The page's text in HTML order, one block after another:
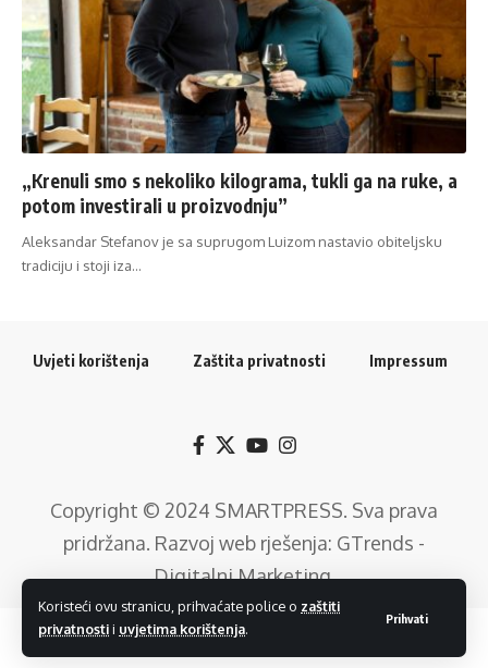
Koristeći ovu stranicu, prihvaćate police o zaštiti
privatnostii uvjetima korištenja.
Prihvati
„Krenuli smo s nekoliko kilograma, tukli ga na ruke, a
potom investirali u proizvodnju”
Aleksandar Stefanov je sa suprugom Luizom nastavio obiteljsku
tradiciju i stoji iza…
Uvjeti korištenja Zaštita privatnosti Impressum
Copyright © 2024 SMARTPRESS. Sva prava
pridržana. Razvoj web rješenja: GTrends -
Digitalni Marketing.